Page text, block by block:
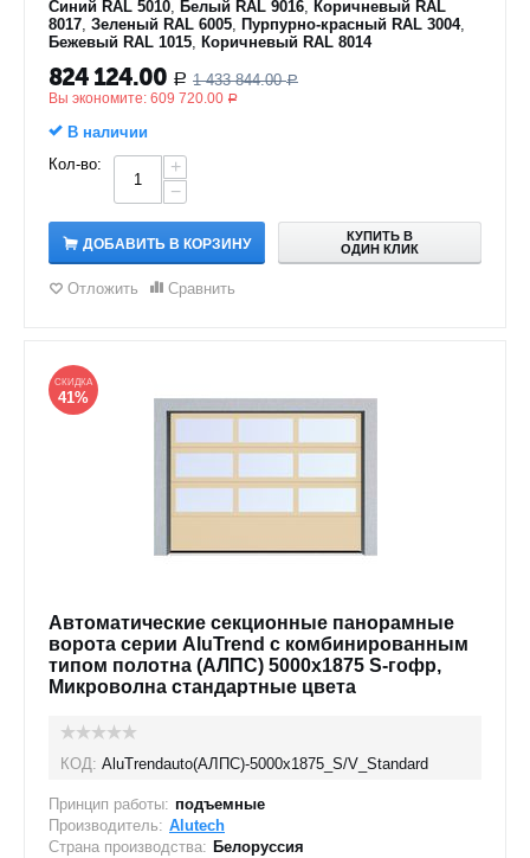
Синий RAL 5010, Белый RAL 9016, Коричневый RAL
8017, Зеленый RAL 6005, Пурпурно-красный RAL 3004,
Бежевый RAL 1015, Коричневый RAL 8014
824 124.00 Р 1 433 844.00 Р
Вы экономите: 609 720.00 Р
В наличии
Кол-во:
+
−
ДОБАВИТЬ В КОРЗИНУ
КУПИТЬ В
ОДИН КЛИК
Отложить Сравнить
СКИДКА
41%
Автоматические секционные панорамные
ворота серии AluTrend с комбинированным
типом полотна (АЛПС) 5000х1875 S-гофр,
Микроволна стандартные цвета
КОД: AluTrendauto(АЛПС)-5000х1875_S/V_Standard
Принцип работы: подъемные
Производитель: Alutech
Страна производства: Белоруссия